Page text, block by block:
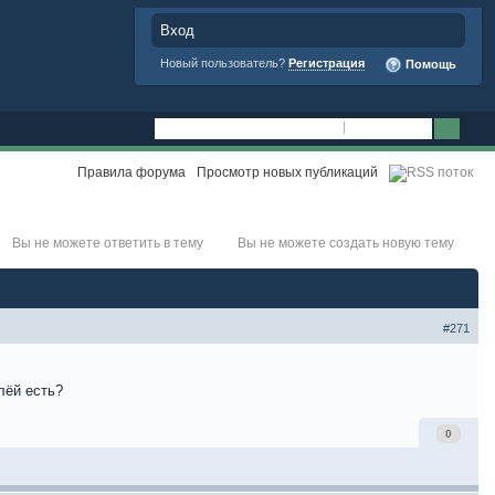
Вход
Новый пользователь? Регистрация Помощь
Правила форума Просмотр новых публикаций
Вы не можете создать новую тему
Вы не можете ответить в тему
#271
есть?
0